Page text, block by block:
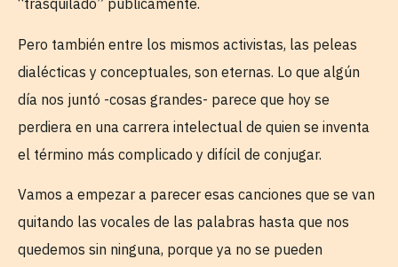
“trasquilado” públicamente.
Pero también entre los mismos activistas, las peleas
dialécticas y conceptuales, son eternas. Lo que algún
día nos juntó -cosas grandes- parece que hoy se
perdiera en una carrera intelectual de quien se inventa
el término más complicado y difícil de conjugar.
Vamos a empezar a parecer esas canciones que se van
quitando las vocales de las palabras hasta que nos
quedemos sin ninguna, porque ya no se pueden